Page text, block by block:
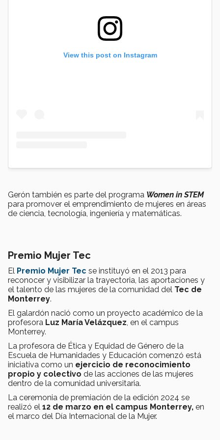
View this post on Instagram
Gerón también es parte del programa Women in STEM
para promover el emprendimiento de mujeres en áreas
de ciencia, tecnología, ingeniería y matemáticas.
Premio Mujer Tec
El Premio Mujer Tec se instituyó en el 2013 para
reconocer y visibilizar la trayectoria, las aportaciones y
el talento de las mujeres de la comunidad del Tec de
Monterrey.
El galardón nació como un proyecto académico de la
profesora Luz María Velázquez , en el campus
Monterrey.
La profesora de Ética y Equidad de Género de la
Escuela de Humanidades y Educación comenzó está
iniciativa como un ejercicio de reconocimiento
propio y colectivo de las acciones de las mujeres
dentro de la comunidad universitaria.
La ceremonia de premiación de la edición 2024 se
realizó el 12 de marzo en el campus Monterrey, en
el marco del Día Internacional de la Mujer.